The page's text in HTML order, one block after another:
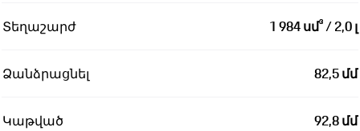
Տեղաշարժ 1 984 սմ³ / 2,0 լ
Ձանձրացնել 82,5 մմ
Կաթված 92,8 մմ